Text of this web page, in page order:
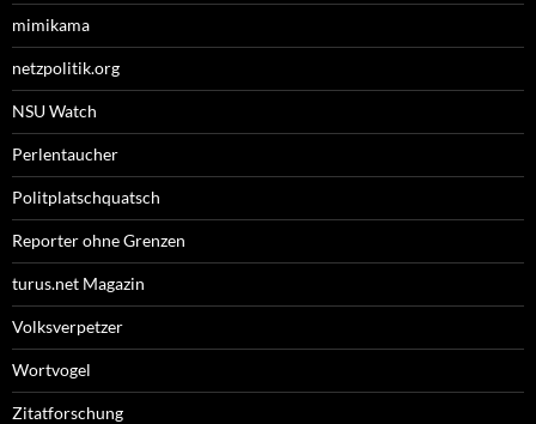
mimikama
netzpolitik.org
NSU Watch
Perlentaucher
Politplatschquatsch
Reporter ohne Grenzen
turus.net Magazin
Volksverpetzer
Wortvogel
Zitatforschung